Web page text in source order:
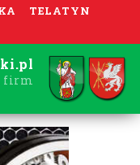
TELATYN
firm